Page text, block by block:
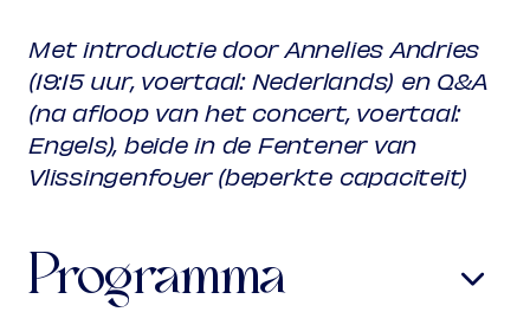
Met introductie door Annelies Andries
(19:15 uur, voertaal: Nederlands) en Q&A
(na afloop van het concert, voertaal:
Engels), beide in de Fentener van
Vlissingenfoyer (beperkte capaciteit)
Programma